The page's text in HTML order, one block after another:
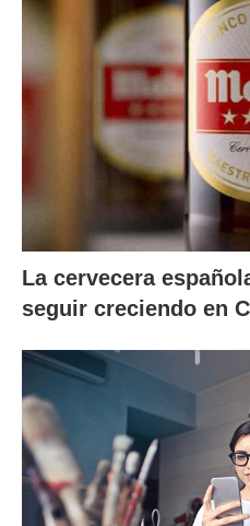
La cervecera
seguir creciendo en